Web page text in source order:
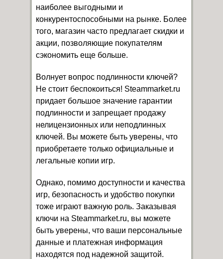
наиболее выгодными и
конкурентоспособными на рынке. Более
того, магазин часто предлагает скидки и
акции, позволяющие покупателям
сэкономить еще больше.
Волнует вопрос подлинности ключей?
Не стоит беспокоиться! Steammarket.ru
придает большое значение гарантии
подлинности и запрещает продажу
нелицензионных или неподлинных
ключей. Вы можете быть уверены, что
приобретаете только официальные и
легальные копии игр.
Однако, помимо доступности и качества
игр, безопасность и удобство покупки
тоже играют важную роль. Заказывая
ключи на Steammarket.ru, вы можете
быть уверены, что ваши персональные
данные и платежная информация
находятся под надежной защитой.